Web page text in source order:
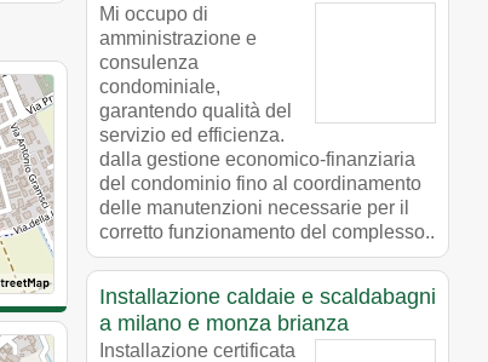
Mi occupo di
amministrazione e
consulenza
condominiale,
garantendo qualità del
servizio ed efficienza.
dalla gestione economico-finanziaria
del condominio fino al coordinamento
delle manutenzioni necessarie per il
corretto funzionamento del complesso..
Installazione caldaie e scaldabagni
a milano e monza brianza
Installazione certificata